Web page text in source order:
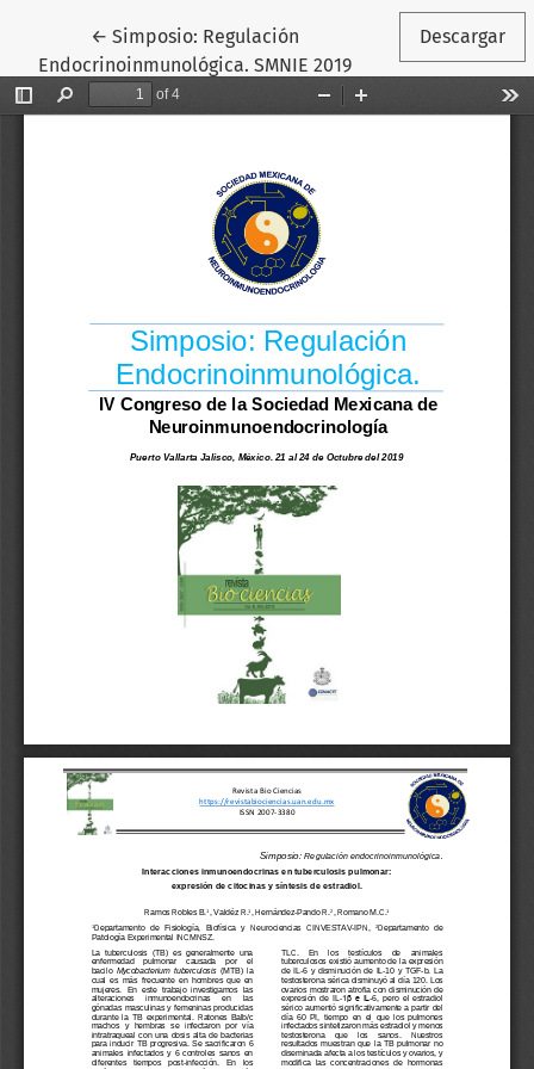
←Volver a los detalles del artículo
Simposio: Regulación
Endocrinoinmunológica. SMNIE 2019
Descargar